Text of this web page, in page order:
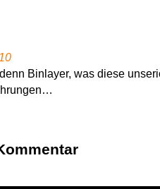
Binlayer, was diese